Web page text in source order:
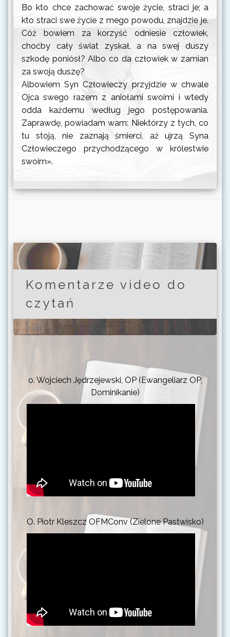
Bo kto chce zachować swoje życie, straci je; a
kto straci swe życie z mego powodu, znajdzie je.
Cóż bowiem za korzyść odniesie człowiek,
choćby cały świat zyskał, a na swej duszy
szkodę poniósł? Albo co da człowiek w zamian
za swoją duszę?
Albowiem Syn Człowieczy przyjdzie w chwale
Ojca swego razem z aniołami swoimi i wtedy
odda każdemu według jego postępowania.
Zaprawdę, powiadam wam: Niektórzy z tych, co
tu stoją, nie zaznają śmierci, aż ujrzą Syna
Człowieczego przychodzącego w królestwie
swoim».
Komentarze video do
czytań
o. Wojciech Jędrzejewski, OP (Ewangeliarz OP,
Dominikanie)
O. Piotr Kleszcz OFMConv (Zielone Pastwisko)